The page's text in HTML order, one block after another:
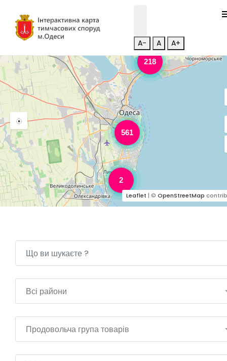
A- A A+
218
2
561
Leaflet | © OpenStreetMap
Всі райони
Продовольча група товарів